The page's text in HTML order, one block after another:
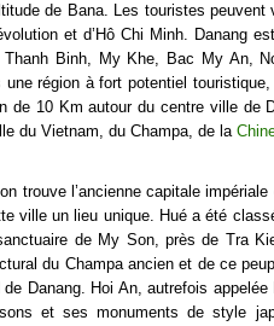
de Bana. Les touristes
et d’Hô Chi Minh. Danang
Thanh Binh, My Khe, Bac My An,
région à fort potentiel
de 10 Km autour du centre ville de
du Vietnam, du Champa, de la
trouve l’ancienne capitale
ville un lieu unique. Hué a été
de My Son, près de Tra
du Champa ancien et de ce
Danang. Hoi An, autrefois
et ses monuments de style